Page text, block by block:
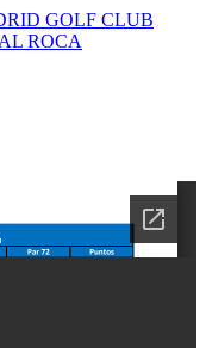
GOLF CLUB
ROCA